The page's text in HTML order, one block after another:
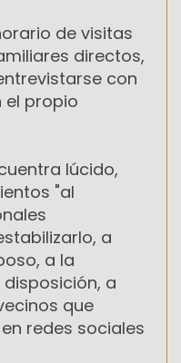
de visitas
directos,
con
el propio
lúcido,
"al
a
a la
a
que
redes sociales